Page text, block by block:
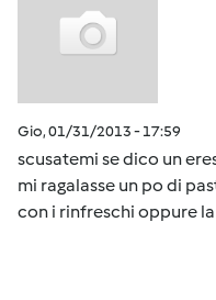
Gio, 01/31/2013 - 17:59
scusatemi se dico un
mi ragalasse un po di
con i rinfreschi oppure